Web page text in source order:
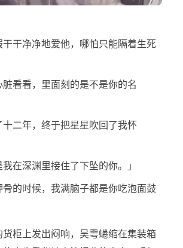
干干净净地爱他，哪怕只能隔着生死
脏看看，里面刻的是不是你的名
十二年，终于把星星吹回了我怀
我在深渊里接住了下坠的你。」
骨的时候，我满脑子都是你吃泡面鼓
柜上发出闷响，吴雩蜷缩在集装箱